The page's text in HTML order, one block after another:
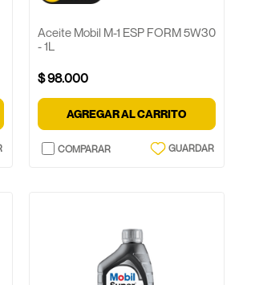
Aceite Mobil M-1 ESP FORM 5W30
- 1L
$98.000
AGREGAR AL CARRITO